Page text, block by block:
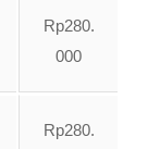
Rp280.
000
Rp280.